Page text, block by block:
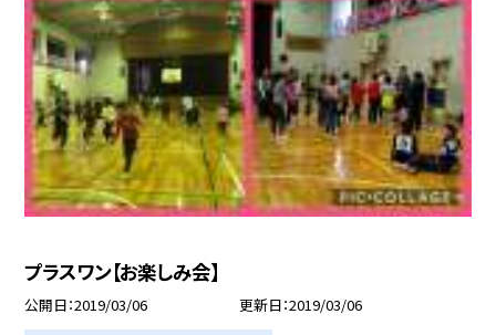
プラスワン【お楽しみ会】
公開日 2019/03/06 更新日 2019/03/06